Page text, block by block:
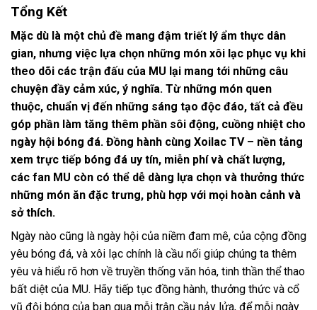
Tổng Kết
Mặc dù là một chủ đề mang đậm triết lý ẩm thực dân
gian, nhưng việc lựa chọn những món xôi lạc phục vụ khi
theo dõi các trận đấu của MU lại mang tới những câu
chuyện đầy cảm xúc, ý nghĩa. Từ những món quen
thuộc, chuẩn vị đến những sáng tạo độc đáo, tất cả đều
góp phần làm tăng thêm phần sôi động, cuồng nhiệt cho
ngày hội bóng đá. Đồng hành cùng Xoilac TV – nền tảng
xem trực tiếp bóng đá uy tín, miễn phí và chất lượng,
các fan MU còn có thể dễ dàng lựa chọn và thưởng thức
những món ăn đặc trưng, phù hợp với mọi hoàn cảnh và
sở thích.
Ngày nào cũng là ngày hội của niềm đam mê, của cộng đồng
yêu bóng đá, và xôi lạc chính là cầu nối giúp chúng ta thêm
yêu và hiểu rõ hơn về truyền thống văn hóa, tinh thần thể thao
bất diệt của MU. Hãy tiếp tục đồng hành, thưởng thức và cổ
vũ đội bóng của bạn qua mỗi trận cầu nảy lửa, để mỗi ngày